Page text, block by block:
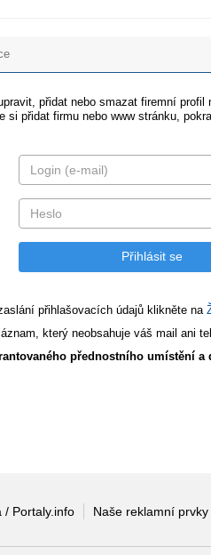
přidat nebo smazat firemní
si přidat firmu nebo www stránku,
přihlašovacích údajů klikněte na
který neobsahuje váš mail ani
přednostního umístění a
/ Portaly.info Naše reklamní prvky